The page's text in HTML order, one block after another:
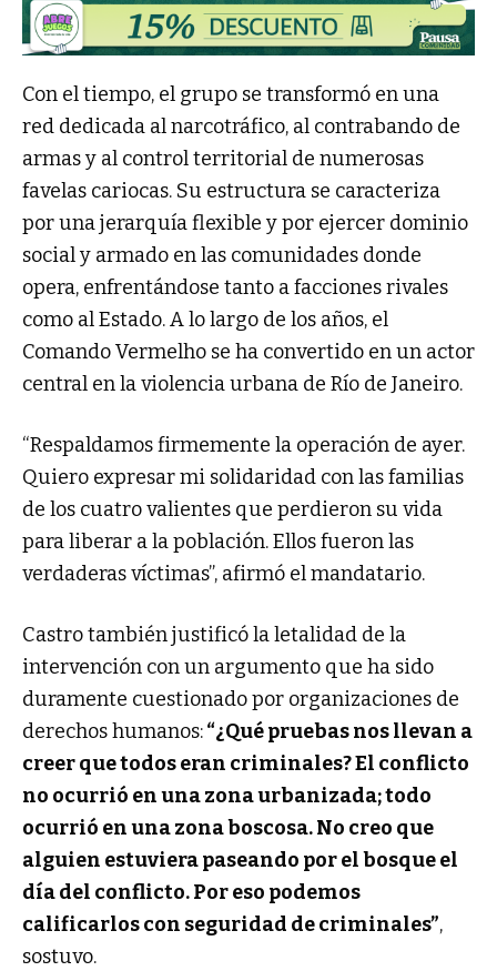
Con el tiempo, el grupo se transformó en una
red dedicada al narcotráfico, al contrabando de
armas y al control territorial de numerosas
favelas cariocas. Su estructura se caracteriza
por una jerarquía flexible y por ejercer dominio
social y armado en las comunidades donde
opera, enfrentándose tanto a facciones rivales
como al Estado. A lo largo de los años, el
Comando Vermelho se ha convertido en un actor
central en la violencia urbana de Río de Janeiro.
“Respaldamos firmemente la operación de ayer.
Quiero expresar mi solidaridad con las familias
de los cuatro valientes que perdieron su vida
para liberar a la población. Ellos fueron las
verdaderas víctimas”, afirmó el mandatario.
Castro también justificó la letalidad de la
intervención con un argumento que ha sido
duramente cuestionado por organizaciones de
derechos humanos:“¿Qué pruebas nos llevan a
creer que todos eran criminales? El conflicto
no ocurrió en una zona urbanizada; todo
ocurrió en una zona boscosa. No creo que
alguien estuviera paseando por el bosque el
día del conflicto. Por eso podemos
calificarlos con seguridad de criminales”,
sostuvo.